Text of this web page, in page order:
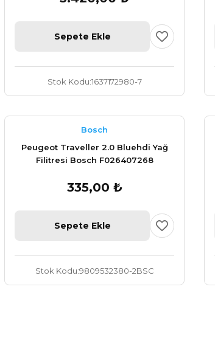
Sepete Ekle
Stok Kodu 1637172980-7
Bosch
Peugeot Traveller 2.0 Bluehdi Yağ
Filitresi Bosch F026407268
335,00 ₺
Sepete Ekle
Stok Kodu 9809532380-2BSC